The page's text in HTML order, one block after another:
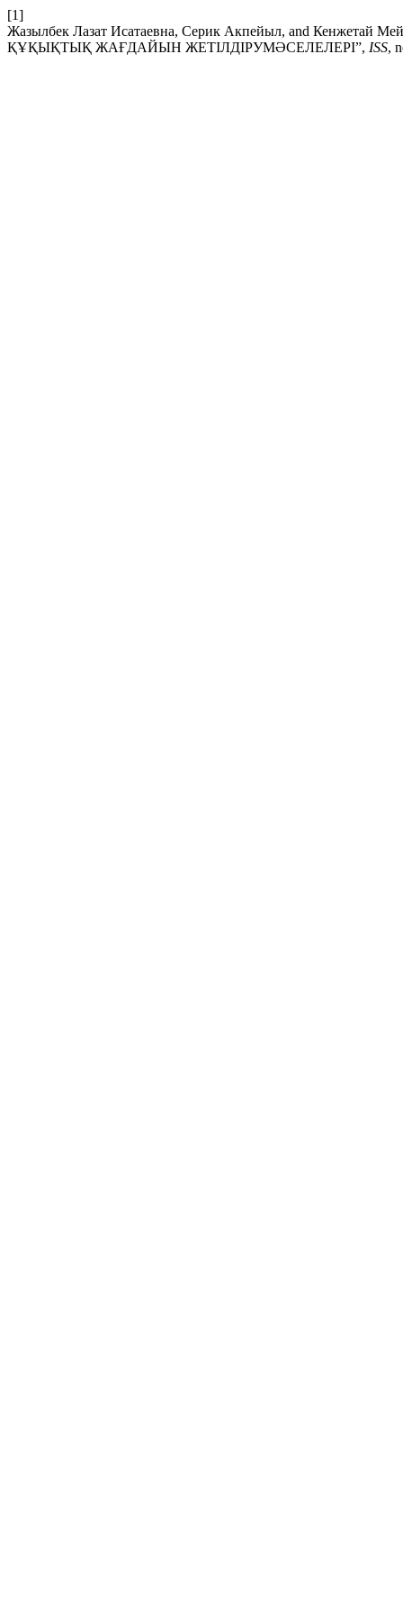
[1]
Жазылбек Лазат Исатаевна, Серик Акпейыл, and
ҚҰҚЫҚТЫҚ ЖАҒДАЙЫН ЖЕТІЛДІРУМӘСЕЛЕЛЕРІ”, ISS,